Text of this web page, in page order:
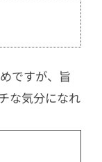
ですが、旨
な気分になれ